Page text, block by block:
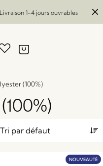
1-4 jours ouvrables
(100%)
NOUVEAUTÉ